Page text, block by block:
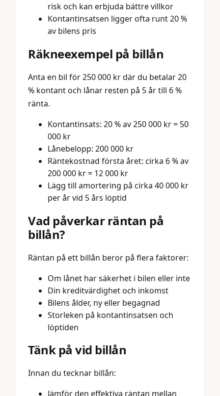
risk och kan erbjuda bättre villkor
Kontantinsatsen ligger ofta runt 20 %
av bilens pris
Räkneexempel på billån
Anta en bil för 250 000 kr där du betalar 20
% kontant och lånar resten på 5 år till 6 %
ränta.
Kontantinsats: 20 % av 250 000 kr = 50
000 kr
Lånebelopp: 200 000 kr
Räntekostnad första året: cirka 6 % av
200 000 kr = 12 000 kr
Lägg till amortering på cirka 40 000 kr
per år vid 5 års löptid
Vad påverkar räntan på
billån?
Räntan på ett billån beror på flera faktorer:
Om lånet har säkerhet i bilen eller inte
Din kreditvärdighet och inkomst
Bilens ålder, ny eller begagnad
Storleken på kontantinsatsen och
löptiden
Tänk på vid billån
Innan du tecknar billån:
Jämför den effektiva räntan mellan